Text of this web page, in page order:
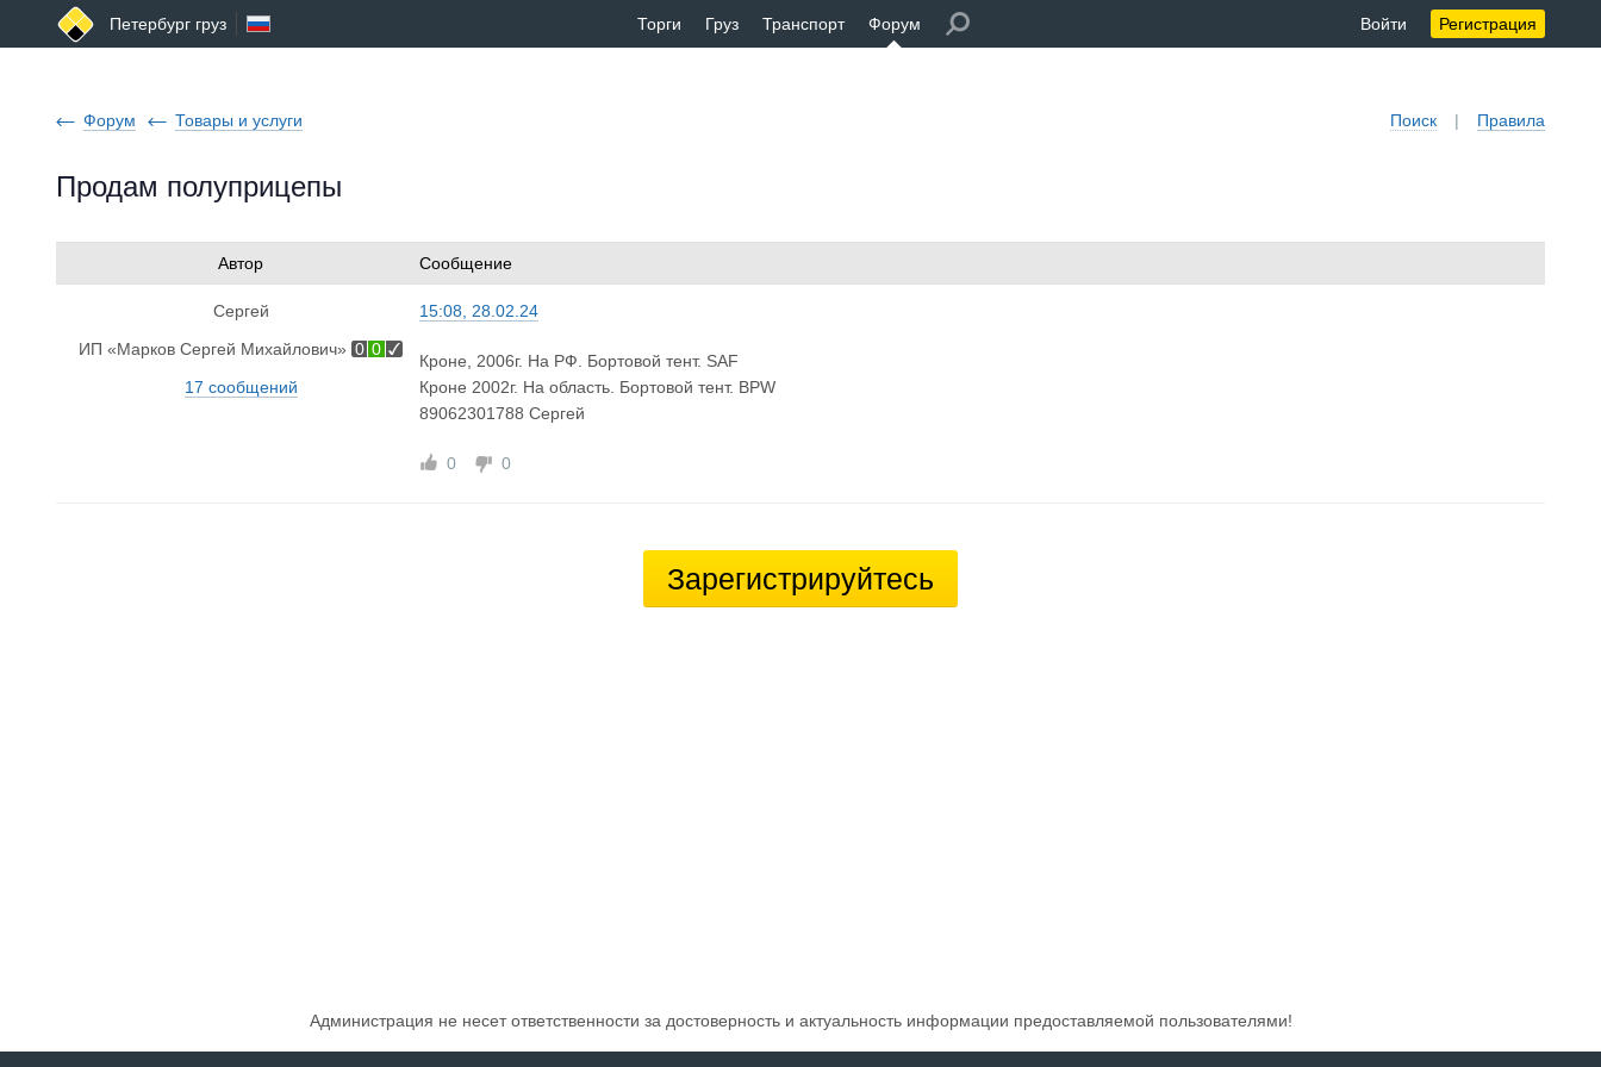
Петербург груз Торги Груз Транспорт Форум Войти Регистрация
Поиск | Правила
Форум Товары и услуги
Продам полуприцепы
Автор Сообщение
Сергей
ИП «Марков Сергей Михайлович» 0 0
17 сообщений
15:08, 28.02.24
Кроне, 2006г. На РФ. Бортовой тент. SAF
Кроне 2002г. На область. Бортовой тент. BPW
89062301788 Сергей
0 0
Зарегистрируйтесь
Администрация не несет ответственности за достоверность и актуальность информации предоставляемой пользователями!